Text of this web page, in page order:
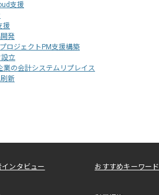
支援
援
発
ロジェクトPM支援構築
設立
業の会計システムリプレイス
新
インタビュー おすすめキーワード